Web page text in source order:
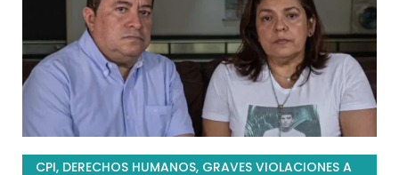
CPI, DERECHOS HUMANOS, GRAVES VIOLACIONES A